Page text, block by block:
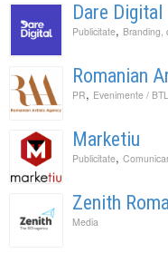
Dare Digital
Publicitate, Branding,
Romanian
PR, Evenimente / BTL
Marketiu
Publicitate,
Zenith
Media